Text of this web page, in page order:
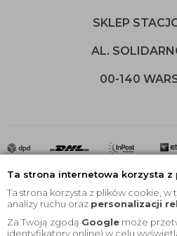
Ta strona internetowa korzysta z
Ta strona korzysta z plików cookie, w
analizy ruchu oraz personalizacji
Za Twoją zgodą Google może
identyfikatory online) w celu
SKLEP
AL.
00-140
2020 © Wszelkie Prawa